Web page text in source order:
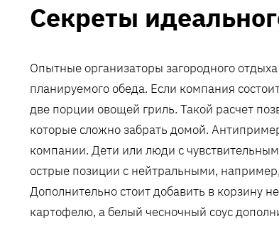
Секреты
Опытные организаторы загородного
планируемого обеда. Если компания
две порции овощей гриль. Такой расчет
которые сложно забрать домой.
компании. Дети или люди с
острые позиции с нейтральными,
Дополнительно стоит добавить в корзину
картофелю, а белый чесночный соус